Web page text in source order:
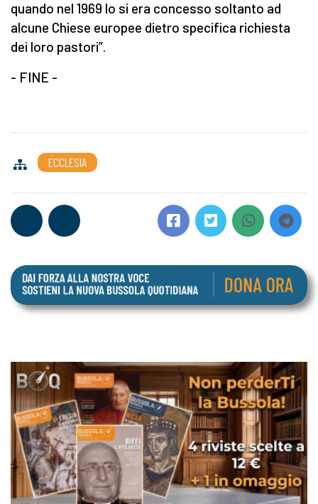
quando nel 1969 lo si era concesso soltanto ad
alcune Chiese europee dietro specifica richiesta
dei loro pastori”.
- FINE -
ECCLESIA